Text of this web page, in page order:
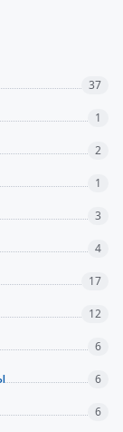
37
1
2
1
3
4
17
12
6
6
6